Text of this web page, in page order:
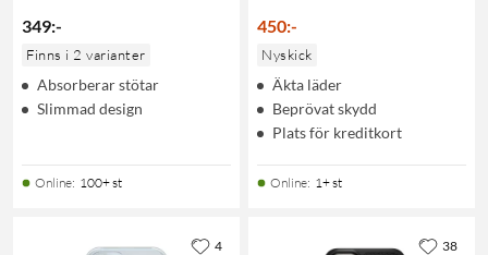
349:-
Finns i 2 varianter
Absorberar stötar
Slimmad design
Online: 100+ st
450:-
Nyskick
Äkta läder
Beprövat skydd
Plats för kreditkort
Online: 1+ st
4 38